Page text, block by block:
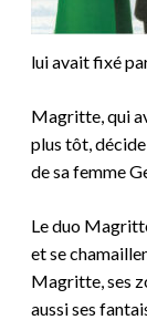
lui avait fixé
Magritte, qui
plus tôt,
de sa femme
Le duo
et se
Magritte, ses
aussi ses